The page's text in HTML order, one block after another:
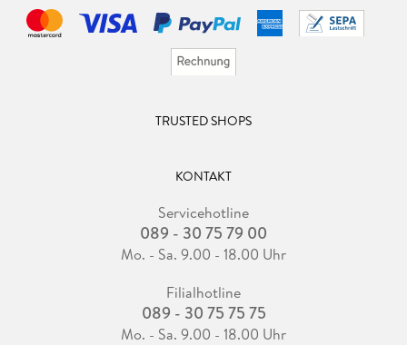
TRUSTED SHOPS
KONTAKT
Servicehotline
089 - 30 75 79 00
Mo. - Sa. 9.00 - 18.00 Uhr
Filialhotline
089 - 30 75 75 75
Mo. - Sa. 9.00 - 18.00 Uhr